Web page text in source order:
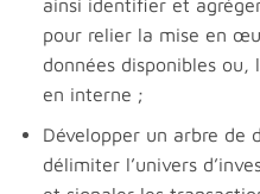
ainsi identifier et
pour relier la mise en
données disponibles
en interne ;
Développer un arbre de
délimiter l’univers